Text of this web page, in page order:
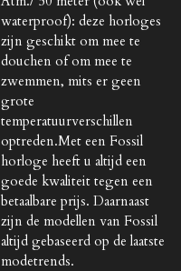
waterproof): deze horloges
zijn geschikt om mee te
douchen of om mee te
zwemmen, mits er geen
grote
temperatuurverschillen
optreden.Met een Fossil
horloge heeft u altijd een
goede kwaliteit tegen een
betaalbare prijs. Daarnaast
zijn de modellen van Fossil
altijd gebaseerd op de laatste
modetrends.